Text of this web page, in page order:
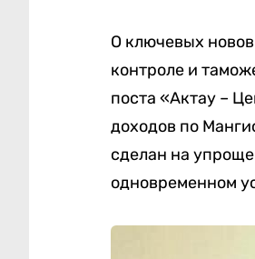
О ключевых
контроле и
поста «Актау –
доходов по
сделан на
одновременном